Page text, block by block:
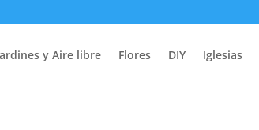
y Aire libre Flores DIY Iglesias